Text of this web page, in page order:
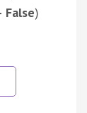
False)